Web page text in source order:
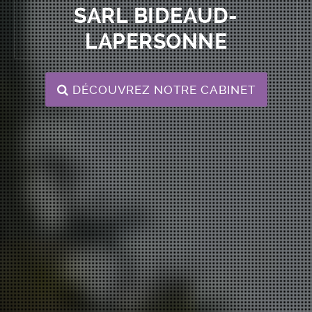
SARL BIDEAUD-
LAPERSONNE
DÉCOUVREZ NOTRE CABINET